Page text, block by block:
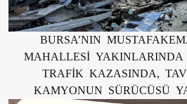
BURSA’NIN
MAHALLESİ
TRAFİK KAZASINDA,
KAMYONUN SÜRÜCÜSÜ